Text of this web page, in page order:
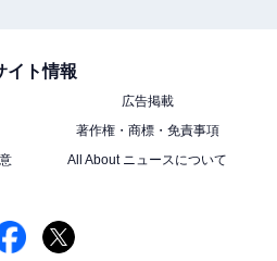
イト情報
広告掲載
著作権・商標・免責事項
All About ニュースについて